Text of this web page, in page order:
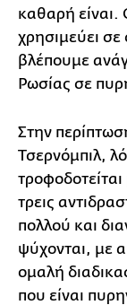
καθαρή είναι.
χρησιμεύει
βλέπουμε
Ρωσίας σε
Στην
Τσερνόμπιλ,
τρεις
πολλού και
ψύχονται, με
ομαλή
που είναι